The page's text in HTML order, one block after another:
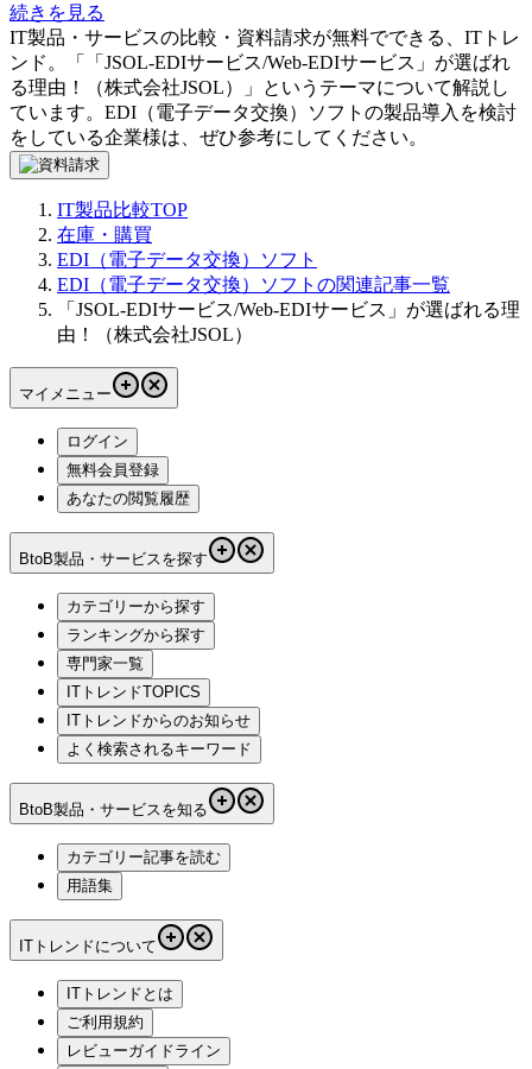
続きを見る
IT製品・サービスの比較・資料請求が無料でできる、ITトレ
ンド。「
「JSOL-EDIサービス/Web-EDIサービス」が選ばれ
る理由！（株式会社JSOL）
」というテーマについて解説し
ています。 EDI（電子データ交換）ソフト の製品導入を検討
をしている企業様は、ぜひ参考にしてください。
IT製品比較TOP
在庫・購買
EDI（電子データ交換）ソフト
EDI（電子データ交換）ソフトの関連記事一覧
「JSOL-EDIサービス/Web-EDIサービス」が選ばれる理
由！（株式会社JSOL）
マイメニュー
ログイン
無料会員登録
あなたの閲覧履歴
BtoB製品・サービスを探す
カテゴリーから探す
ランキングから探す
専門家一覧
ITトレンドTOPICS
ITトレンドからのお知らせ
よく検索されるキーワード
BtoB製品・サービスを知る
カテゴリー記事を読む
用語集
ITトレンドについて
ITトレンドとは
ご利用規約
レビューガイドライン